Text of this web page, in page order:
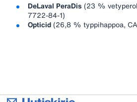
DeLaval PeraDis (23 %
7722-84-1)
Opticid (26,8 % typpihappoa,